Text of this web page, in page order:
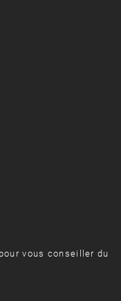
vous conseiller du